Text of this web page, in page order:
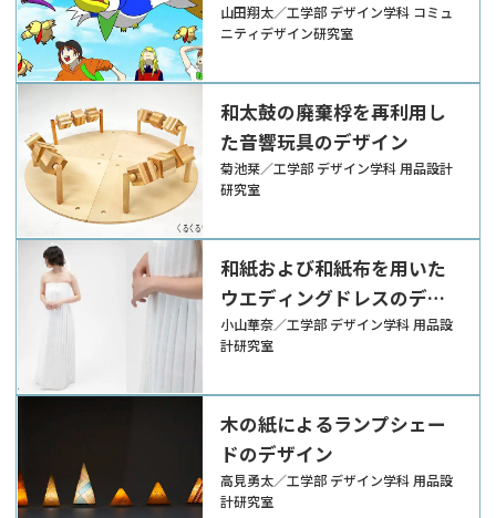
ツ『とどけて！ドライブバ
ード』
山田翔太／工学部 デザイン学科 コミュ
ニティデザイン研究室
和太鼓の廃棄桴を再利用し
た音響玩具のデザイン
菊池栞／工学部 デザイン学科 用品設計
研究室
和紙および和紙布を用いた
ウエディングドレスのデザ
イン
小山華奈／工学部 デザイン学科 用品設
計研究室
木の紙によるランプシェー
ドのデザイン
高見勇太／工学部 デザイン学科 用品設
計研究室